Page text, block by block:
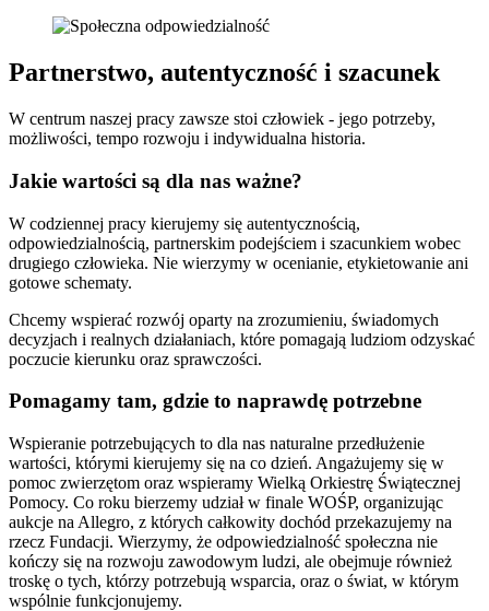
Partnerstwo, autentyczność i szacunek
W centrum naszej pracy zawsze stoi człowiek - jego potrzeby,
możliwości, tempo rozwoju i indywidualna historia.
Jakie wartości są dla nas ważne?
W codziennej pracy kierujemy się autentycznością,
odpowiedzialnością, partnerskim podejściem i szacunkiem wobec
drugiego człowieka. Nie wierzymy w ocenianie, etykietowanie ani
gotowe schematy.
Chcemy wspierać rozwój oparty na zrozumieniu, świadomych
decyzjach i realnych działaniach, które pomagają ludziom odzyskać
poczucie kierunku oraz sprawczości.
Pomagamy tam, gdzie to naprawdę potrzebne
Wspieranie potrzebujących to dla nas naturalne przedłużenie
wartości, którymi kierujemy się na co dzień. Angażujemy się w
pomoc zwierzętom oraz wspieramy Wielką Orkiestrę Świątecznej
Pomocy. Co roku bierzemy udział w finale WOŚP, organizując
aukcje na Allegro, z których całkowity dochód przekazujemy na
rzecz Fundacji. Wierzymy, że odpowiedzialność społeczna nie
kończy się na rozwoju zawodowym ludzi, ale obejmuje również
troskę o tych, którzy potrzebują wsparcia, oraz o świat, w którym
wspólnie funkcjonujemy.